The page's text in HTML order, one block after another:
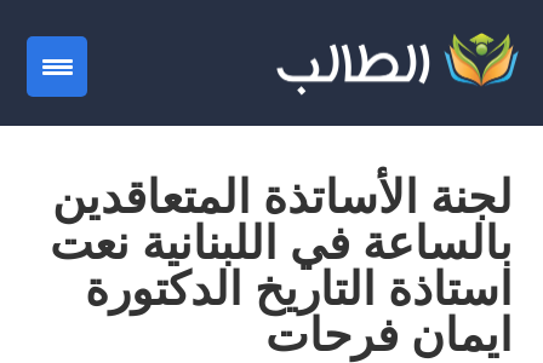
لجنة الأساتذة المتعاقدين
بالساعة في اللبنانية نعت
استاذة التاريخ الدكتورة
ايمان فرحات